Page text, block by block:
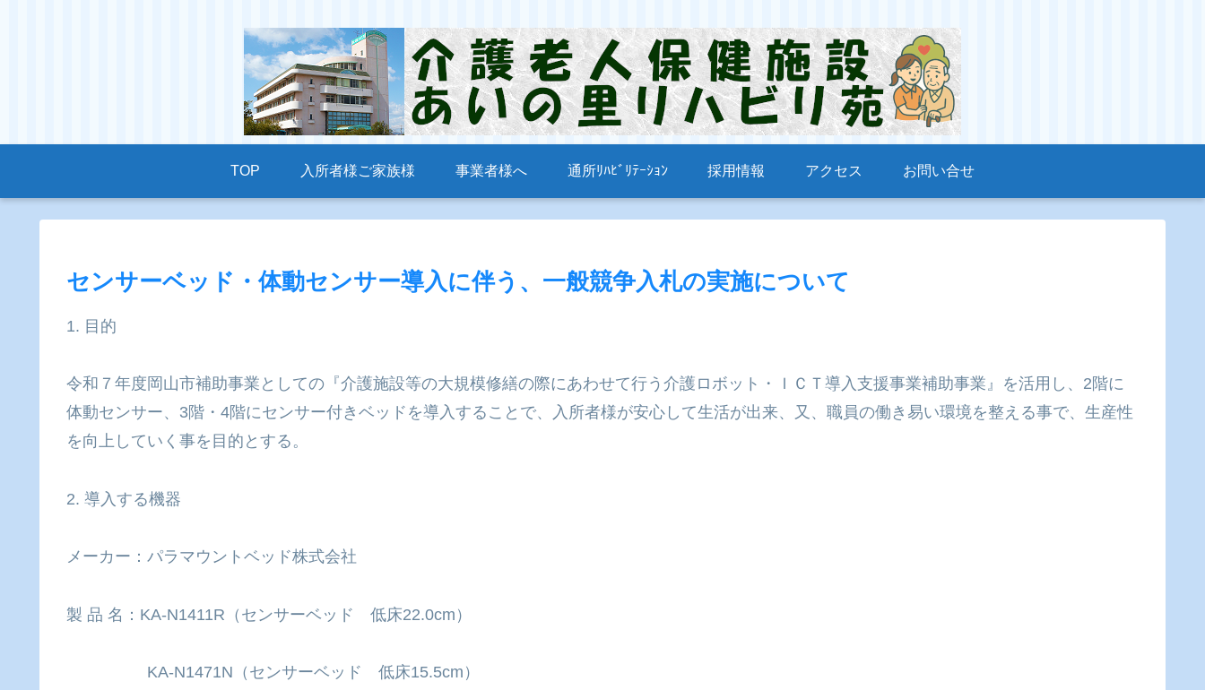
TOP 入所者様ご家族様 事業者様へ 通所ﾘﾊﾋﾞﾘﾃｰｼｮﾝ 採用情報 アクセス お問い合せ
センサーベッド・体動センサー導入に伴う、一般競争入札の実施について
1. 目的
令和７年度岡山市補助事業としての『介護施設等の大規模修繕の際にあわせて行う介護ロボット・ＩＣＴ導入支援事業補助事業』を活用し、2階に
体動センサー、3階・4階にセンサー付きベッドを導入することで、入所者様が安心して生活が出来、又、職員の働き易い環境を整える事で、生産性
を向上していく事を目的とする。
2. 導入する機器
メーカー：パラマウントベッド株式会社
製 品 名：KA-N1411R（センサーベッド 低床22.0cm）
KA-N1471N（センサーベッド 低床15.5cm）